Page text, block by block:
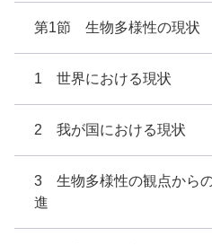
第1節 生物多様性の現状
1 世界における現状
2 我が国における現状
3 生物多様性の観点から
進